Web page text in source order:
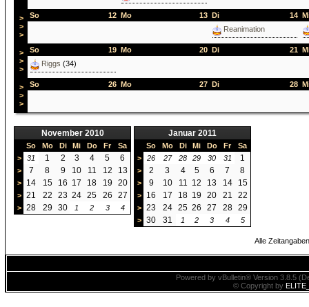
>
>
>
12
So 13
Mo 14
Di
Reanimation
>
>
>
19
So
Riggs (34)
20
Mo 21
Di
>
>
>
26
So 27
Mo 28
Di
November 2010
So Mo Di Mi Do Fr
Sa
>
31 1 2 3 4 5 6
> 7 8 9 10 11 12 13
> 14 15 16 17 18 19 20
> 21 22 23 24 25 26 27
> 28 29 30 1 2 3 4
Januar 2011
So Mo Di Mi Do Fr
Sa
>
26 27 28 29 30 31 1
> 2 3 4 5 6 7 8
> 9 10 11 12 13 14 15
> 16 17 18 19 20 21 22
> 23 24 25 26 27 28 29
> 30 31 1 2 3 4 5
Alle
Powered by vBulletin® Version 3.8.5
© Copyright by